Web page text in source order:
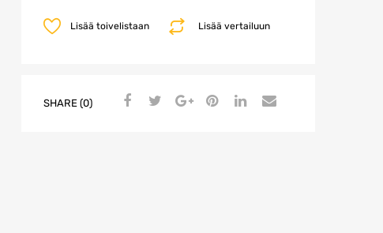
oli:
490,00 €. 449,00 €.
Lisää vertailuun
Lisää toivelistaan
SHARE (0)